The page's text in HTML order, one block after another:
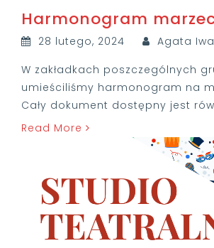
Harmonogram
28 lutego, 2024
Agata
W zakładkach poszczególnych
umieściliśmy harmonogram na
Cały dokument dostępny jest
Read More